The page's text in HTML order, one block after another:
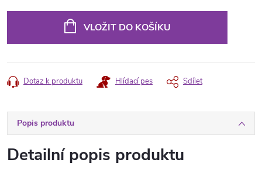
VLOŽIT DO KOŠÍKU
Dotaz k produktu Hlídací pes Sdílet
Popis produktu
Detailní popis produktu